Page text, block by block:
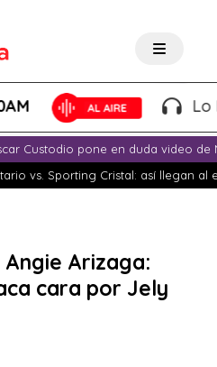
Lo
Custodio pone en duda video de
vs. Sporting Cristal: así llegan al
Arizaga:
cara por Jely